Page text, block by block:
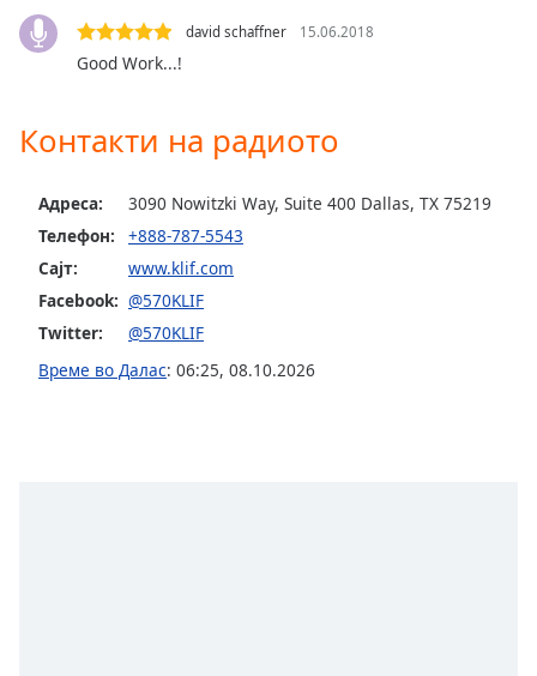
selected
settings,
opens
settings
dialog
subtitles
,
Audio
Track
david schaffner 15.06.2018
Good Work...!
Контакти на радиото
Адреса:
3090 Nowitzki Way, Suite 400 Dallas, TX 75219
Телефон:
+888-787-5543
Сајт:
www.klif.com
Facebook: @570KLIF
Twitter:
@570KLIF
Време во Далас: 06:25, 08.10.2026